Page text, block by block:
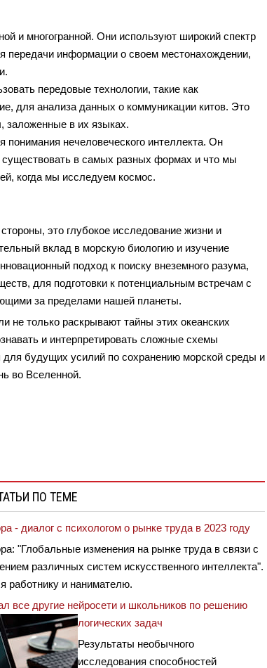
и многогранной. Они используют широкий спектр
передачи информации о своем местонахождении,
передовые технологии, такие как
для анализа данных о коммуникации китов. Это
в их языках.
понимания нечеловеческого интеллекта. Он
существовать в самых разных формах и что мы
когда мы исследуем космос.
это глубокое исследование жизни и
вклад в морскую биологию и изучение
подход к поиску внеземного разума,
для подготовки к потенциальным встречам с
за пределами нашей планеты.
не только раскрывают тайны этих океанских
и интерпретировать сложные схемы
будущих усилий по сохранению морской среды и
во Вселенной.
ПО ТЕМЕ
- диалог с психологом о рынке труда в 2023 году
"Глобальные изменения на рынке труда в связи с
различных систем искусственного интеллекта".
работнику и нанимателю.
все другие нейросети и школьников по решению
логических задач
Результаты необычного
исследования способностей